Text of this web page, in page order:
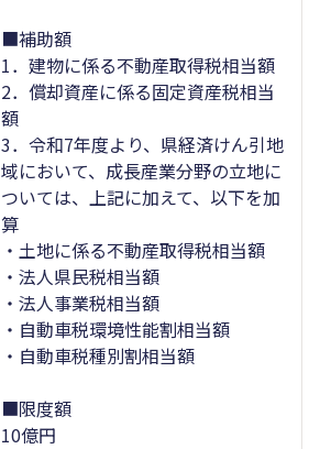
■補助額
1．建物に係る不動産取得税相当額
2．償却資産に係る固定資産税相当
額
3．令和7年度より、県経済けん引地
域において、成長産業分野の立地に
ついては、上記に加えて、以下を加
算
・土地に係る不動産取得税相当額
・法人県民税相当額
・法人事業税相当額
・自動車税環境性能割相当額
・自動車税種別割相当額
■限度額
10億円